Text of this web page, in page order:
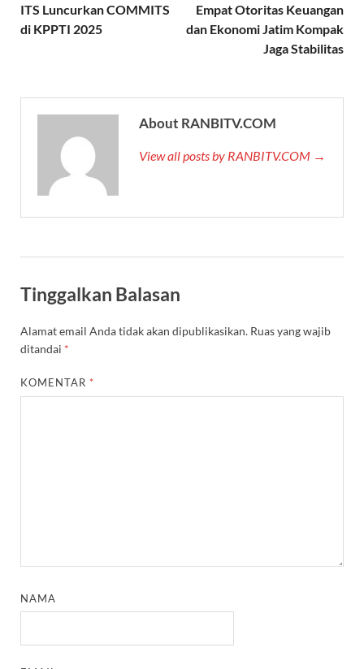
ITS Luncurkan COMMITS
di KPPTI 2025
Empat Otoritas Keuangan
dan Ekonomi Jatim Kompak
Jaga Stabilitas
About RANBITV.COM
View all posts by RANBITV.COM →
Tinggalkan Balasan
Alamat email Anda tidak akan dipublikasikan. Ruas yang wajib
ditandai *
KOMENTAR *
NAMA